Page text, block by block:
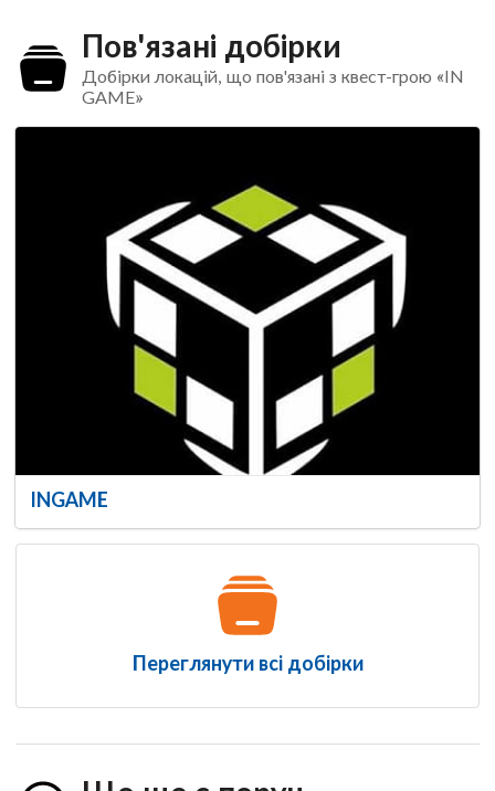
Пов'язані добірки
Добірки локацій, що пов'язані з квест-грою «IN
GAME»
INGAME
Переглянути всі добірки